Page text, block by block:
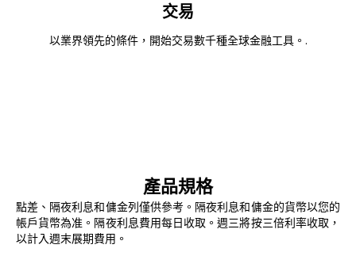
交易
以業界領先的條件，開始交易數千種全球金融工具。.
產品規格
點差、隔夜利息和傭金列僅供參考。隔夜利息和傭金的貨幣以您的
帳戶貨幣為准。隔夜利息費用每日收取。週三將按三倍利率收取，
以計入週末展期費用。